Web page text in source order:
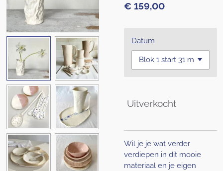
€ 159,00
Datum
Uitverkocht
Wil je je wat verder
verdiepen in dit mooie
materiaal en je eigen